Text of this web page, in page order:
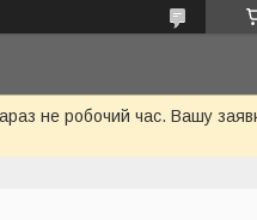
не робочий час. Вашу